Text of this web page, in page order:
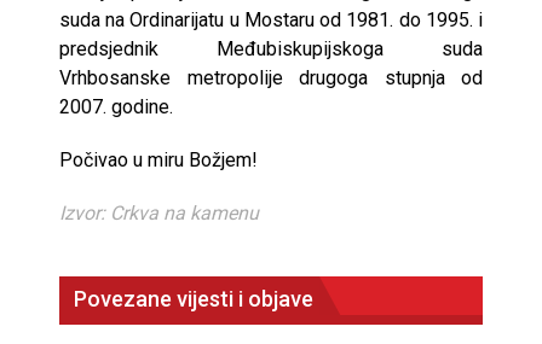
suda na Ordinarijatu u Mostaru od 1981. do 1995. i
predsjednik Međubiskupijskoga suda
Vrhbosanske metropolije drugoga stupnja od
2007. godine.
Počivao u miru Božjem!
Izvor: Crkva na kamenu
Povezane vijesti i objave